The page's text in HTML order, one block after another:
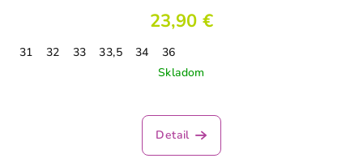
23,90 €
31 32 33 33,5 34
36
Skladom
Detail